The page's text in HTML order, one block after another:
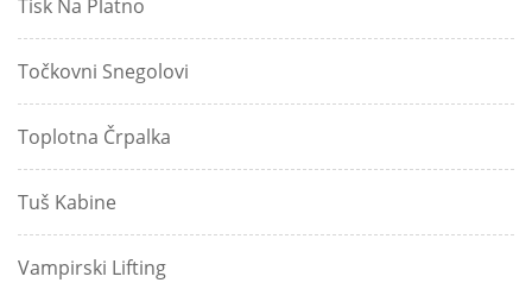
Tisk Na Platno
Točkovni Snegolovi
Toplotna Črpalka
Tuš Kabine
Vampirski Lifting